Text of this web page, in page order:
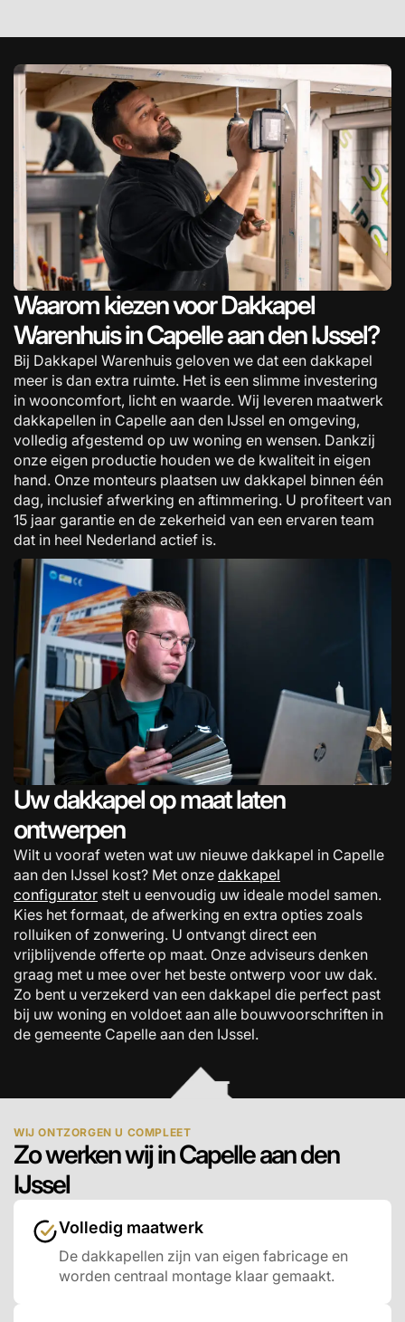
Waarom kiezen voor Dakkapel
Warenhuis in Capelle aan den IJssel?
Bij Dakkapel Warenhuis geloven we dat een dakkapel
meer is dan extra ruimte. Het is een slimme investering
in wooncomfort, licht en waarde. Wij leveren maatwerk
dakkapellen in Capelle aan den IJssel en omgeving,
volledig afgestemd op uw woning en wensen. Dankzij
onze eigen productie houden we de kwaliteit in eigen
hand. Onze monteurs plaatsen uw dakkapel binnen één
dag, inclusief afwerking en aftimmering. U profiteert van
15 jaar garantie en de zekerheid van een ervaren team
dat in heel Nederland actief is.
Uw dakkapel op maat laten
ontwerpen
Wilt u vooraf weten wat uw nieuwe dakkapel in Capelle
aan den IJssel kost? Met onze dakkapel
configurator stelt u eenvoudig uw ideale model samen.
Kies het formaat, de afwerking en extra opties zoals
rolluiken of zonwering. U ontvangt direct een
vrijblijvende offerte op maat. Onze adviseurs denken
graag met u mee over het beste ontwerp voor uw dak.
Zo bent u verzekerd van een dakkapel die perfect past
bij uw woning en voldoet aan alle bouwvoorschriften in
de gemeente Capelle aan den IJssel.
WIJ ONTZORGEN U COMPLEET
Zo werken wij in Capelle aan den
IJssel
Volledig maatwerk
De dakkapellen zijn van eigen fabricage en
worden centraal montage klaar gemaakt.